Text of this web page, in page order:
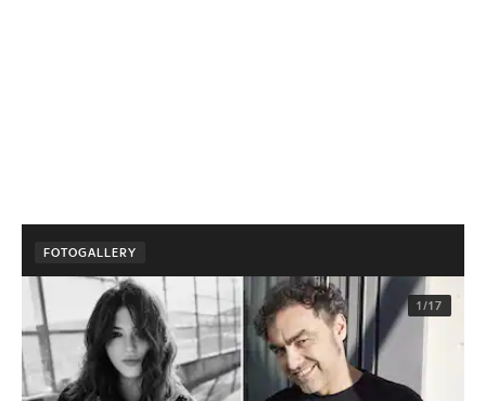
FOTOGALLERY
1/17